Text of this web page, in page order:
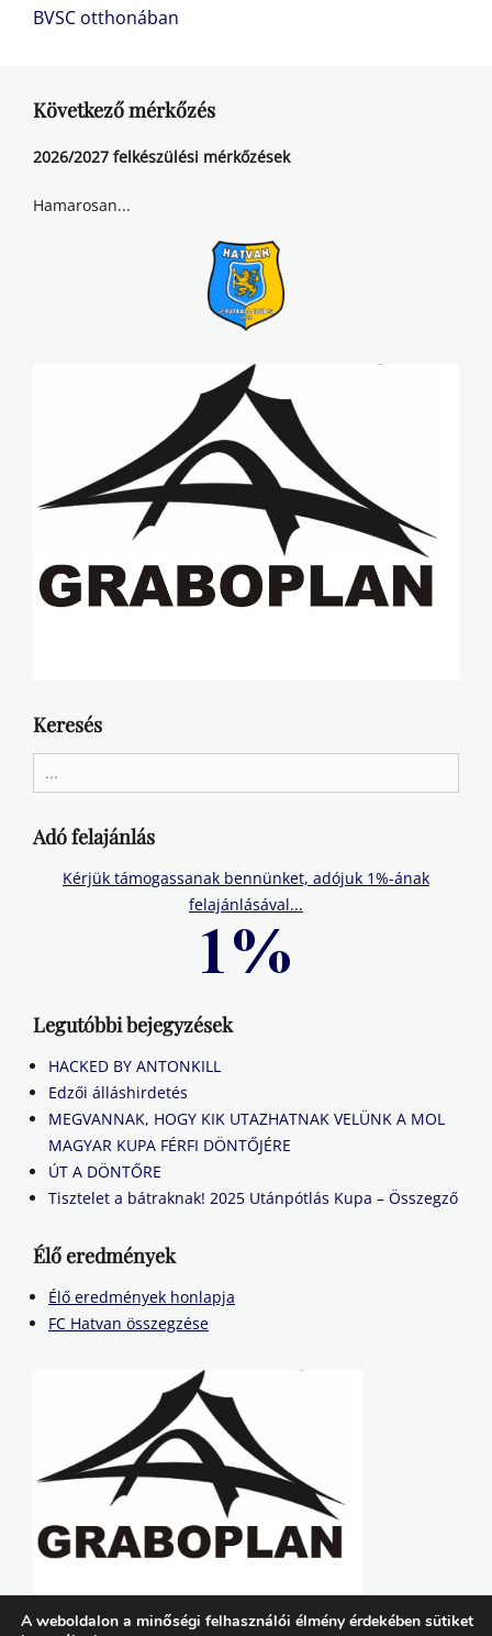
BVSC otthonában
Következő mérkőzés
2026/2027 felkészülési mérkőzések
Hamarosan...
Keresés
for:
Adó felajánlás
Kérjük támogassanak bennünket, adójuk 1%-ának
felajánlásával...
Legutóbbi bejegyzések
HACKED BY ANTONKILL
Edzői álláshirdetés
MEGVANNAK, HOGY KIK UTAZHATNAK VELÜNK A MOL
MAGYAR KUPA FÉRFI DÖNTŐJÉRE
ÚT A DÖNTŐRE
Tisztelet a bátraknak! 2025 Utánpótlás Kupa – Összegző
Élő eredmények
Élő eredmények honlapja
FC Hatvan összegzése
A weboldalon a minőségi felhasználói élmény érdekében sütiket